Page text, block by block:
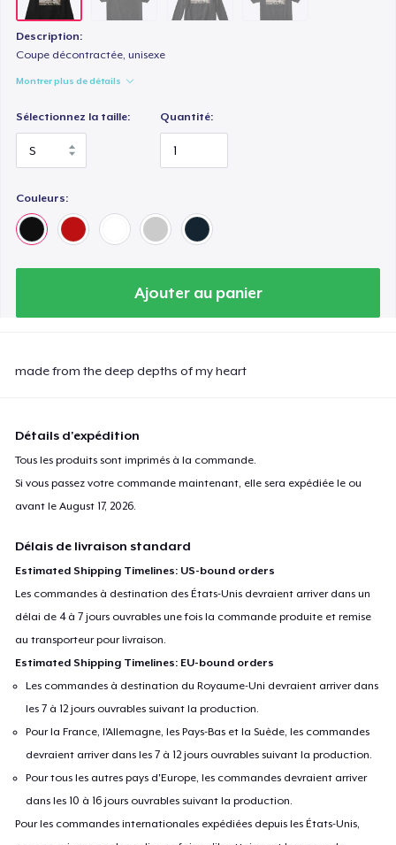
Description:
Coupe décontractée, unisexe
Montrer plus de détails
Sélectionnez la taille: Quantité:
Couleurs:
Ajouter au panier
made from the deep depths of my heart
Détails d'expédition
Tous les produits sont imprimés à la commande.
Si vous passez votre commande maintenant, elle sera expédiée le ou
avant leAugust 17, 2026.
Délais de livraison standard
Estimated Shipping Timelines: US-bound orders
Les commandes à destination des États-Unis devraient arriver dans un
délai de 4 à 7 jours ouvrables une fois la commande produite et remise
au transporteur pour livraison.
Estimated Shipping Timelines: EU-bound orders
Les commandes à destination du Royaume-Uni devraient arriver dans
les 7 à 12 jours ouvrables suivant la production.
Pour la France, l'Allemagne, les Pays-Bas et la Suède, les commandes
devraient arriver dans les 7 à 12 jours ouvrables suivant la production.
Pour tous les autres pays d'Europe, les commandes devraient arriver
dans les 10 à 16 jours ouvrables suivant la production.
Pour les commandes internationales expédiées depuis les États-Unis,